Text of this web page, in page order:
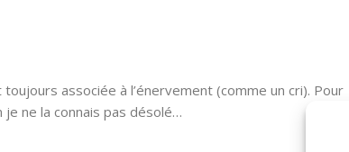
associée à l’énervement (comme un cri). Pour
je ne la connais pas désolé…